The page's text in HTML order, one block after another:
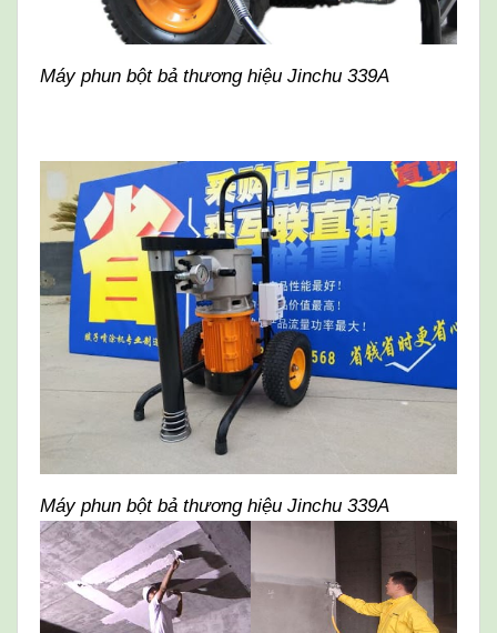
Máy phun bột bả thương hiệu Jinchu 339A
Máy phun bột bả thương hiệu Jinchu 339A